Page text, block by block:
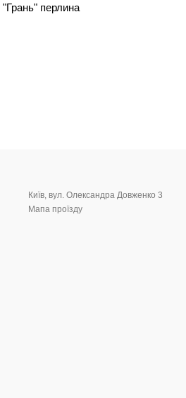
перлина
Київ, вул. Олександра Довженко 3
Мапа проїзду